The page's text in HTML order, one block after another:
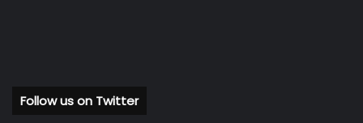
Follow us on Twitter